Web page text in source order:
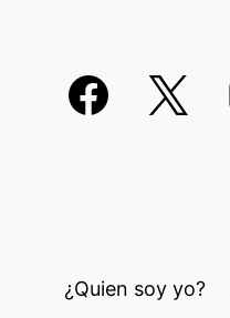
EN
LINUX
¿Quien soy yo?